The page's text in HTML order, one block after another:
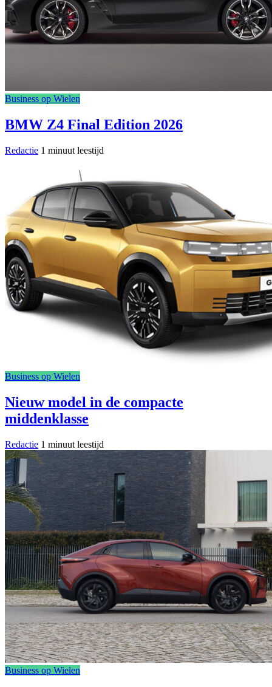
Business op Wielen
BMW Z4 Final Edition 2026
Redactie 1 minuut leestijd
Business op Wielen
Nieuw model in de compacte
middenklasse
Redactie 1 minuut leestijd
Business op Wielen